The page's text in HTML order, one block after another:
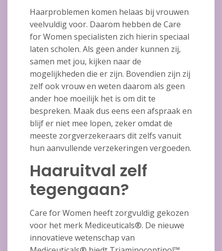
Haarproblemen komen helaas bij vrouwen
veelvuldig voor. Daarom hebben de Care
for Women specialisten zich hierin speciaal
laten scholen. Als geen ander kunnen zij,
samen met jou, kijken naar de
mogelijkheden die er zijn. Bovendien zijn zij
zelf ook vrouw en weten daarom als geen
ander hoe moeilijk het is om dit te
bespreken. Maak dus eens een afspraak en
blijf er niet mee lopen, zeker omdat de
meeste zorgverzekeraars dit zelfs vanuit
hun aanvullende verzekeringen vergoeden.
Haaruitval zelf
tegengaan?
Care for Women heeft zorgvuldig gekozen
voor het merk Mediceuticals®. De nieuwe
innovatieve wetenschap van